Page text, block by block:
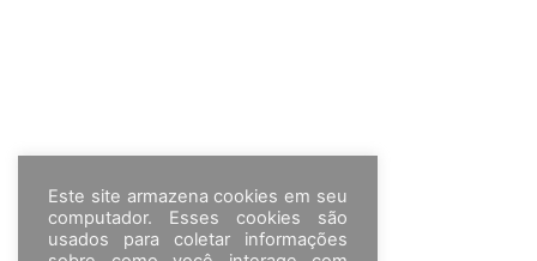
Este site armazena cookies em seu
computador. Esses cookies são
usados para coletar informações